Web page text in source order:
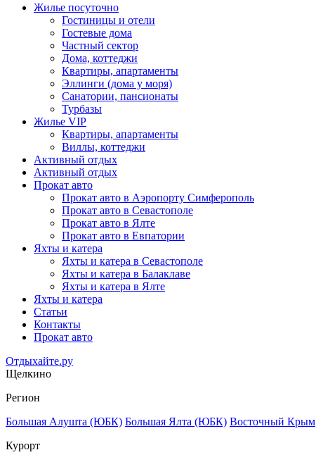
Жилье посуточно
Гостиницы и отели
Гостевые дома
Частный сектор
Дома, коттеджи
Квартиры, апартаменты
Эллинги (дома у моря)
Санатории, пансионаты
Турбазы
Жилье VIP
Квартиры, апартаменты
Виллы, коттеджи
Активный отдых
Активный отдых
Прокат авто
Прокат авто в Аэропорту Симферополь
Прокат авто в Севастополе
Прокат авто в Ялте
Прокат авто в Евпатории
Яхты и катера
Яхты и катера в Севастополе
Яхты и катера в Балаклаве
Яхты и катера в Ялте
Яхты и катера
Статьи
Контакты
Прокат авто
Отдыхайте.ру
Щелкино
Регион
Большая Алушта (ЮБК) Большая Ялта (ЮБК) Восточный Крым
Курорт